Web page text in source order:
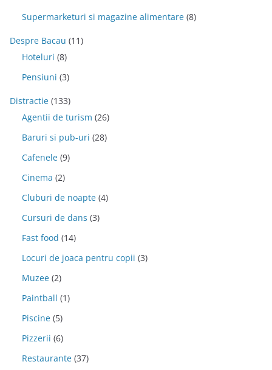
Supermarketuri si magazine alimentare (8)
Despre Bacau (11)
Hoteluri (8)
Pensiuni (3)
Distractie (133)
Agentii de turism (26)
Baruri si pub-uri (28)
Cafenele (9)
Cinema (2)
Cluburi de noapte (4)
Cursuri de dans (3)
Fast food (14)
Locuri de joaca pentru copii (3)
Muzee (2)
Paintball (1)
Piscine (5)
Pizzerii (6)
Restaurante (37)